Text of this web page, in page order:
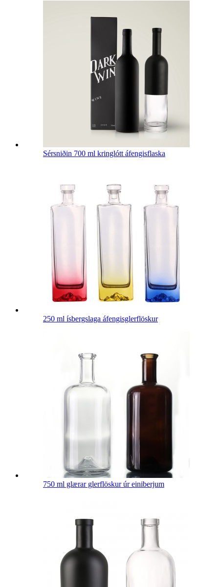
Sérsniðin 700 ml kringlótt áfengisflaska
250 ml ísbergslaga áfengisglerflöskur
750 ml glærar glerflöskur úr einiberjum